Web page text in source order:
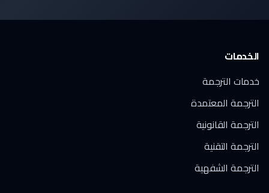
الخدمات
خدمات الترجمة
الترجمة المعتمدة
الترجمة القانونية
الترجمة التقنية
الترجمة الشفهية